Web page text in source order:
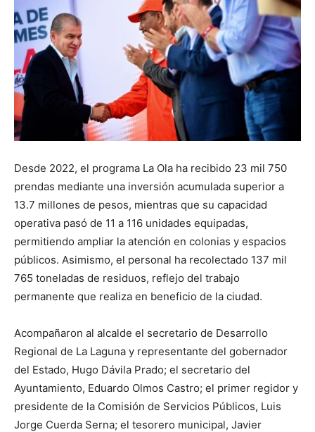
Desde 2022, el programa La Ola ha recibido 23 mil 750
prendas mediante una inversión acumulada superior a
13.7 millones de pesos, mientras que su capacidad
operativa pasó de 11 a 116 unidades equipadas,
permitiendo ampliar la atención en colonias y espacios
públicos. Asimismo, el personal ha recolectado 137 mil
765 toneladas de residuos, reflejo del trabajo
permanente que realiza en beneficio de la ciudad.
Acompañaron al alcalde el secretario de Desarrollo
Regional de La Laguna y representante del gobernador
del Estado, Hugo Dávila Prado; el secretario del
Ayuntamiento, Eduardo Olmos Castro; el primer regidor y
presidente de la Comisión de Servicios Públicos, Luis
Jorge Cuerda Serna; el tesorero municipal, Javier